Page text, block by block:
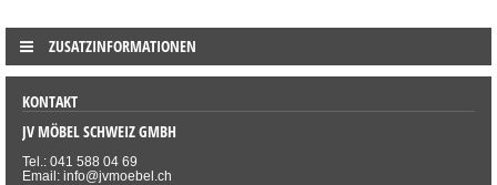
ZUSATZINFORMATIONEN
KONTAKT
JV MÖBEL SCHWEIZ GMBH
Tel.: 041 588 04 69
Email: info@jvmoebel.ch